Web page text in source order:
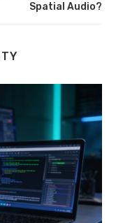
Spatial Audio?